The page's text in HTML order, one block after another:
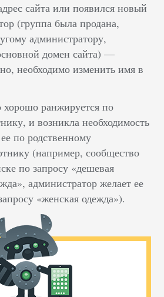
сайта или появился новый
(группа была продана,
администратору,
домен сайта) —
необходимо изменить имя в
ранжируется по
и возникла необходимость
по родственному
(например, сообщество
по запросу «дешевая
администратор желает ее
«женская одежда»).